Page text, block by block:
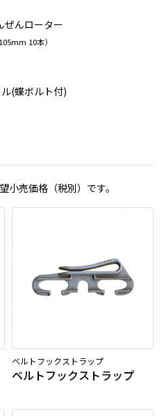
ぜんローター
10本）
(蝶ボルト付)
小売価格（税別）です。
ベルトフックストラップ
ベルトフックストラップ